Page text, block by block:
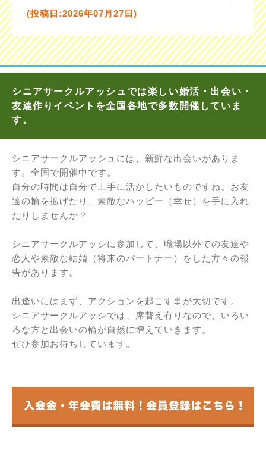
(投稿日:2026年07月27日)
シニアサークルアッシュでは楽しい婚活・出会い・
友達作りイベントを全国各地で多数開催していま
す。
シニアサークルアッシュには、新鮮な出会いがありま
す。全国で開催中です。
自分の時間は自分で上手に活かしたいものですね。お友
達の輪を拡げたり、素敵なハッピー（幸せ）を手に入れ
たりしませんか？
シニアサークルアッシに参加して、職場以外での友達や
恋人や素敵な結婚（将来のパートナー）をした方々の報
告があります。
出逢いにはまず、アクションを起こす事が大切です。
シニアサークルアッシでは、席替え有りなので、いろい
ろな方と出会いの輪が自然に増えていきます。
ぜひ参加お待ちしています。